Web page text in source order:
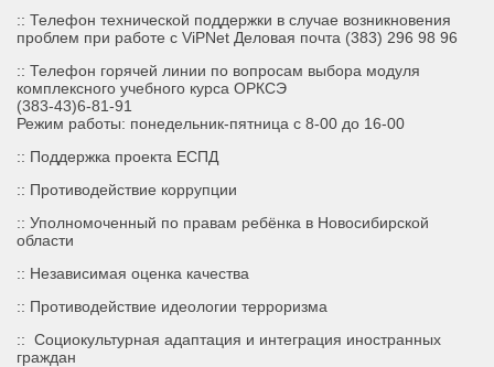
:: Телефон технической поддержки в случае возникновения
проблем при работе с ViPNet Деловая почта (383) 296 98 96
:: Телефон горячей линии по вопросам выбора модуля
комплексного учебного курса ОРКСЭ
(383-43)6-81-91
Режим работы: понедельник-пятница с 8-00 до 16-00
:: Поддержка проекта ЕСПД
:: Противодействие коррупции
:: Уполномоченный по правам ребёнка в Новосибирской
области
:: Независимая оценка качества
:: Противодействие идеологии терроризма
:: Социокультурная адаптация и интеграция иностранных
граждан